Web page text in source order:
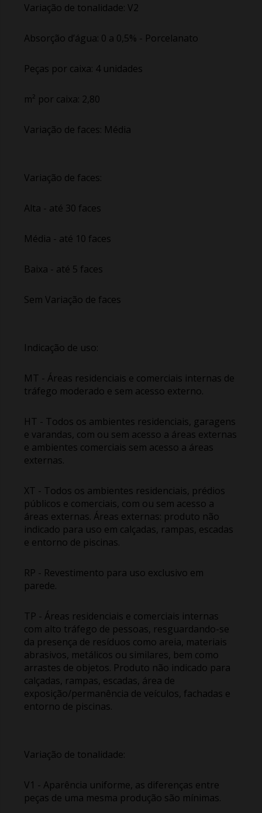
Variação de tonalidade: V2
Absorção d’água: 0 a 0,5% - Porcelanato
Peças por caixa: 4 unidades
m² por caixa: 2,80
Variação de faces: Média
Variação de faces:
Alta - até 30 faces
Média - até 10 faces
Baixa - até 5 faces
Sem Variação de faces
Indicação de uso:
MT - Áreas residenciais e comerciais internas de
tráfego moderado e sem acesso externo.
HT - Todos os ambientes residenciais, garagens
e varandas, com ou sem acesso a áreas externas
e ambientes comerciais sem acesso a áreas
externas.
XT - Todos os ambientes residenciais, prédios
públicos e comerciais, com ou sem acesso a
áreas externas. Áreas externas: produto não
indicado para uso em calçadas, rampas, escadas
e entorno de piscinas.
RP - Revestimento para uso exclusivo em
parede.
TP - Áreas residenciais e comerciais internas
com alto tráfego de pessoas, resguardando-se
da presença de resíduos como areia, materiais
abrasivos, metálicos ou similares, bem como
arrastes de objetos. Produto não indicado para
calçadas, rampas, escadas, área de
exposição/permanência de veículos, fachadas e
entorno de piscinas.
Variação de tonalidade:
V1 - Aparência uniforme, as diferenças entre
peças de uma mesma produção são mínimas.